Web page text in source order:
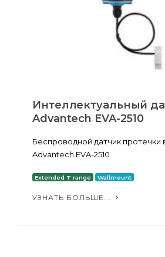
Интеллектуальный
Advantech EVA-2510
Беспроводной датчик протечки
Advantech EVA-2510
Extended T range Wallmount
УЗНАТЬ БОЛЬШЕ...